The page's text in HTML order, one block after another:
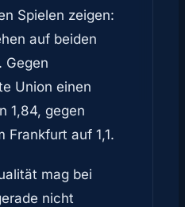
Spielen zeigen:
auf beiden
Gegen
Union einen
1,84, gegen
Frankfurt auf 1,1.
mag bei
nicht